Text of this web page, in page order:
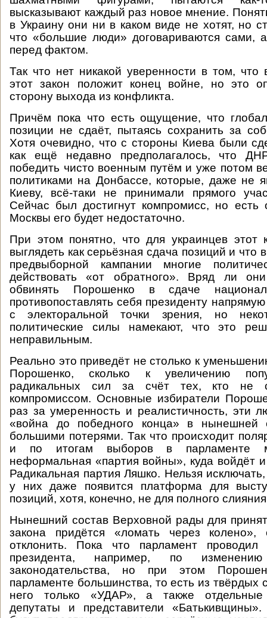
высказывают каждый раз новое мнение.
в Украину они ни в каком виде не хотят, но
что «большие люди» договариваются сами,
перед фактом.
Так что нет никакой уверенности в том, что
этот закон положит конец войне, но это
сторону выхода из конфликта.
Причём пока что есть ощущение, что
позиции не сдаёт, пытаясь сохранить за
Хотя очевидно, что с стороны Киева были
как ещё недавно предполагалось, что
победить чисто военным путём и уже потом
политиками на Донбассе, которые, даже не
Киеву, всё-таки не принимали прямого
Сейчас был достигнут компромисс, но есть
Москвы его будет недостаточно.
При этом понятно, что для украинцев этот
выглядеть как серьёзная сдача позиций и
предвыборной кампании многие
действовать «от обратного». Вряд ли
обвинять Порошенко в сдаче
противопоставлять себя президенту
с электоральной точки зрения, но
политические силы намекают, что это
неправильным.
Реально это приведёт не столько к
Порошенко, сколько к увеличению
радикальных сил за счёт тех, кто не
компромиссом. Основные избиратели
раз за умеренность и реалистичность, эти
«война до победного конца» в нынешней
большими потерями. Так что происходит
и по итогам выборов в парламенте
неформальная «партия войны», куда войдёт
Радикальная партия Ляшко. Нельзя
у них даже появится платформа для
позиций, хотя, конечно, не для полного
Нынешний состав Верховной рады для
закона придётся «ломать через
отклонить. Пока что парламент проводил
президента, например, по изменению
законодательства, но при этом
парламенте большинства, то есть из твёрдых
него только «УДАР», а также отдельные
депутаты и представители